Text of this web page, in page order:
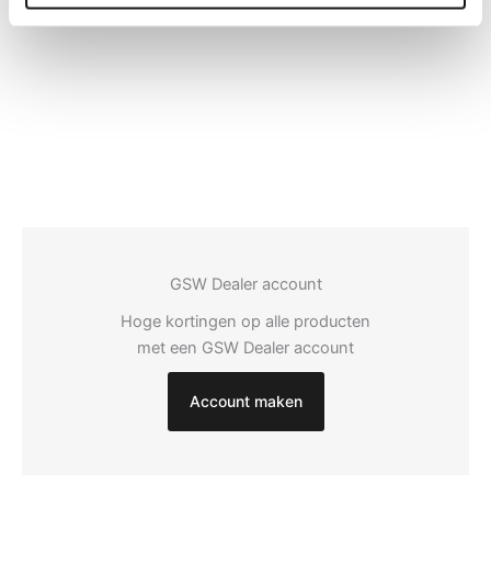
GSW Dealer account
Hoge kortingen op alle producten
met een GSW Dealer account
Account maken